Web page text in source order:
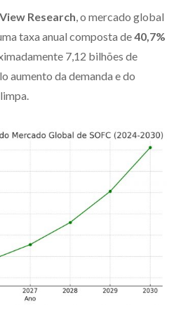
Research, o mercado global
taxa anual composta de40,7%
7,12 bilhões de
aumento da demanda e do